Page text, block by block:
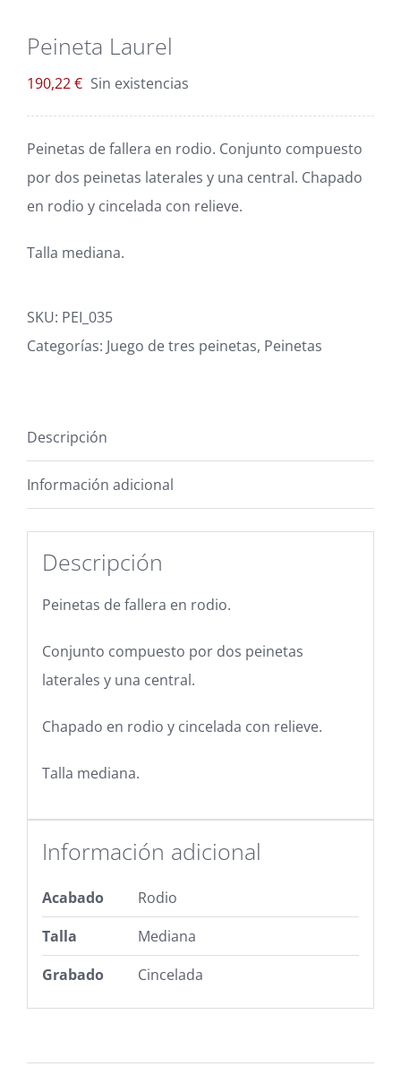
Peineta Laurel
190,22€ Sin existencias
Peinetas de fallera en rodio. Conjunto compuesto
por dos peinetas laterales y una central. Chapado
en rodio y cincelada con relieve.
Talla mediana.
SKU: PEI_035
Categorías: Juego de tres peinetas, Peinetas
Descripción
Información adicional
Descripción
Peinetas de fallera en rodio.
Conjunto compuesto por dos peinetas
laterales y una central.
Chapado en rodio y cincelada con relieve.
Talla mediana.
Información adicional
Acabado
Rodio
Talla
Mediana
Grabado
Cincelada